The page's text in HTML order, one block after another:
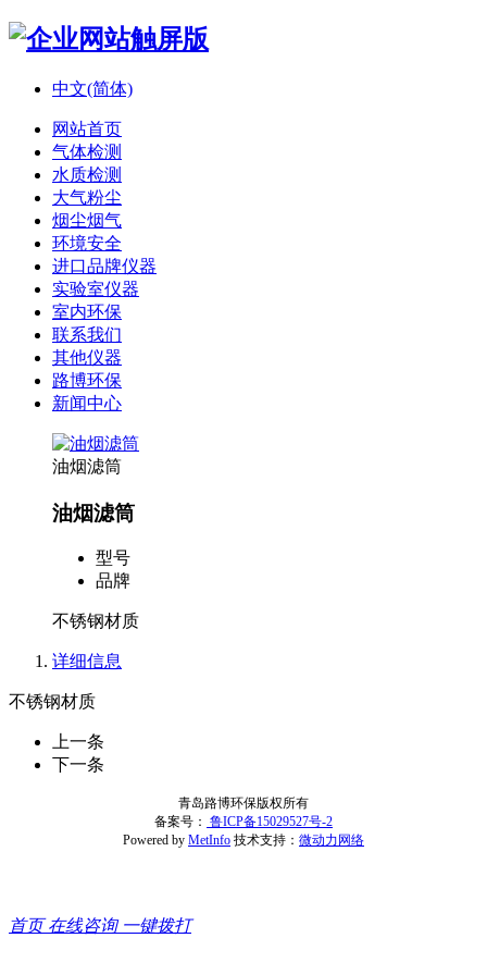
中文(简体)
网站首页
气体检测
水质检测
大气粉尘
烟尘烟气
环境安全
进口品牌仪器
实验室仪器
室内环保
联系我们
其他仪器
路博环保
新闻中心
油烟滤筒
油烟滤筒
型号
品牌
不锈钢材质
详细信息
不锈钢材质
上一条
下一条
青岛路博环保版权所有
备案号： 鲁ICP备15029527号-2
Powered by MetInfo 技术支持： 微动力网络
首页 在线咨询 一键拨打